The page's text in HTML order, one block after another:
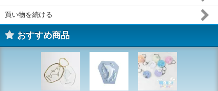
買い物を続ける
おすすめ商品